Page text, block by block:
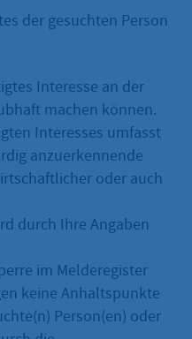
der gesuchten Person
Interesse an der
machen können.
Interesses umfasst
anzuerkennende
oder auch
durch Ihre Angaben
im Melderegister
keine Anhaltspunkte
Person(en) oder